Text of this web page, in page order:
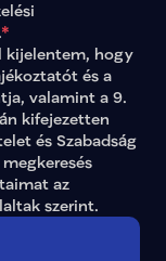
*
kijelentem, hogy
és a
valamint a 9.
kifejezetten
és Szabadság
szerint.